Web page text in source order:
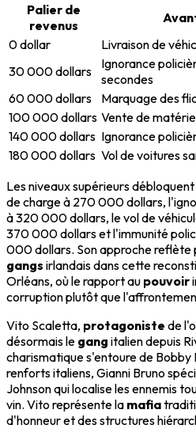
Palier de
revenus
0 dollar
Livraison de
30 000 dollars
Ignorance
secondes
60 000 dollars
Marquage des
100 000 dollars Vente de
140 000 dollars Ignorance
180 000 dollars Vol de voitures
Les niveaux supérieurs
de charge à 270 000 dollars,
à 320 000 dollars, le vol de
370 000 dollars et l'immunité
000 dollars. Son approche
gangs irlandais dans cette
Orléans, où le rapport au pouvoir
corruption plutôt que
Vito Scaletta, protagoniste de
désormais le gang italien depuis
charismatique s'entoure de
renforts italiens, Gianni Bruno
Johnson qui localise les ennemis
vin. Vito représente la mafia
d'honneur et des structures